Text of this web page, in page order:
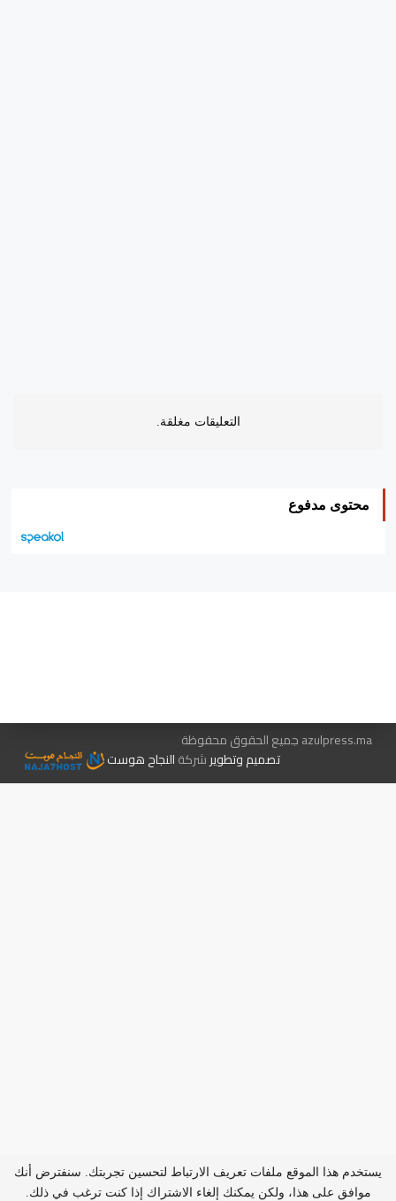
التعليقات مغلقة.
محتوى مدفوع
azulpress.ma جميع الحقوق محفوظة
تصميم وتطويرشركةالنجاح هوست
يستخدم هذا الموقع ملفات تعريف الارتباط لتحسين تجربتك. سنفترض أنك
موافق على هذا، ولكن يمكنك إلغاء الاشتراك إذا كنت ترغب في ذلك.